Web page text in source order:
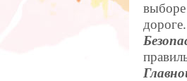
дороге.